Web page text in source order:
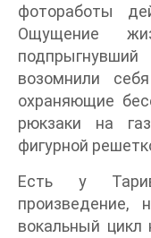
фотоработы
Ощущение
возомнили
охраняющие
рюкзаки на
фигурной
Есть у
произведение,
вокальный цикл